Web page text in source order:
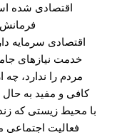
اقتصادی شده
اقتصادی سرمایه
خدمت نیازهای
مردم را ندارد،
کافی و مفید به حال
با محیط زیستی که
فعالیت اجتماعی